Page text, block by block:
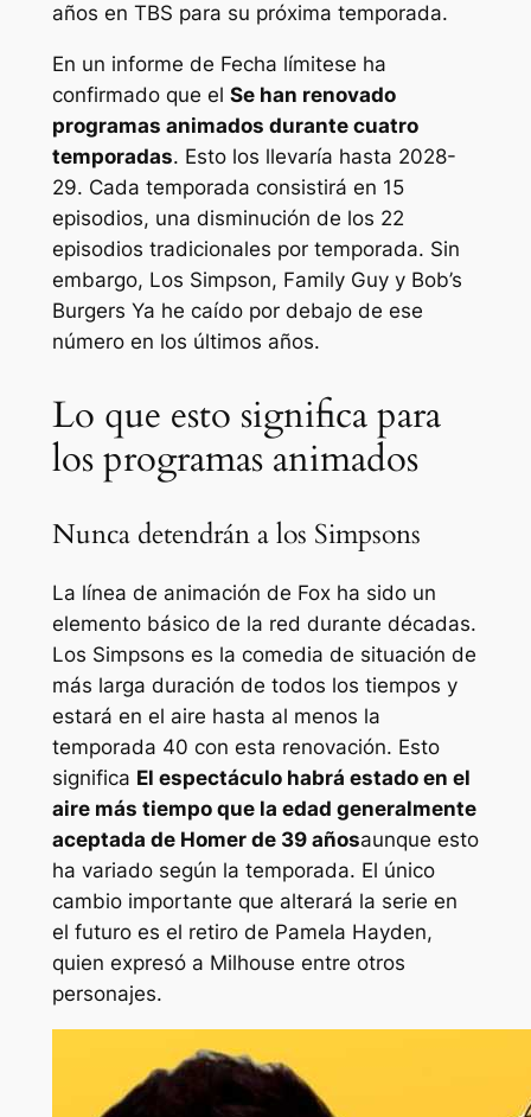
años en TBS para su próxima temporada.
En un informe de Fecha límitese ha
confirmado que el Se han renovado
programas animados durante cuatro
temporadas. Esto los llevaría hasta 2028-
29. Cada temporada consistirá en 15
episodios, una disminución de los 22
episodios tradicionales por temporada. Sin
embargo, Los Simpson, Family Guyy Bob’s
Burgers Ya he caído por debajo de ese
número en los últimos años.
Lo que esto significa para
los programas animados
Nunca detendrán a los Simpsons
La línea de animación de Fox ha sido un
elemento básico de la red durante décadas.
Los Simpsons es la comedia de situación de
más larga duración de todos los tiempos y
estará en el aire hasta al menos la
temporada 40 con esta renovación. Esto
significa El espectáculo habrá estado en el
aire más tiempo que la edad generalmente
aceptada de Homer de 39 añosaunque esto
ha variado según la temporada. El único
cambio importante que alterará la serie en
el futuro es el retiro de Pamela Hayden,
quien expresó a Milhouse entre otros
personajes.